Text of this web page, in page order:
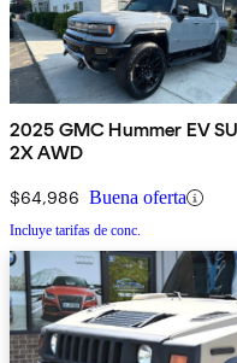
2025 GMC Hummer EV
2X AWD
$64,986 Buena oferta
Incluye tarifas de conc.